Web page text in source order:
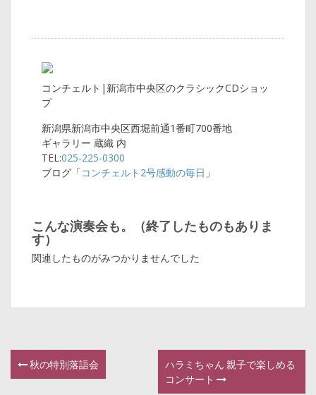
コンチェルト|新潟市中央区のクラシックCDショッ
プ
新潟県新潟市中央区西堀前通1番町700番地
ギャラリー 蔵織 内
TEL:025-225-0300
ブログ「コンチェルト2号感動の毎日 」
こんな演奏会も。（終了したものもありま
す）
関連したものがみつかりませんでした
P 秋の特別落語会
ハラミちゃん 親子で楽しめる
コンサート